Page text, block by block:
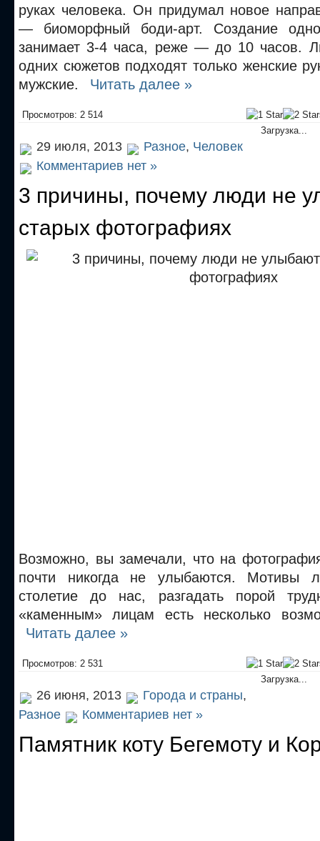
руках человека. Он придумал новое
— биоморфный боди-арт. Создание
занимает 3-4 часа, реже — до 10 часов.
одних сюжетов подходят только женские
мужские.
Читать далее »
Просмотров: 2 514
Загрузка...
29 июля, 2013 Разное, Человек
Комментариев нет »
3 причины, почему люди не
старых фотографиях
Возможно, вы замечали, что на
почти никогда не улыбаются. Мотивы
столетие до нас, разгадать порой
«каменным» лицам есть несколько
Читать далее »
Просмотров: 2 531
Загрузка...
26 июня, 2013 Города и страны,
Разное
Комментариев нет »
Памятник коту Бегемоту и